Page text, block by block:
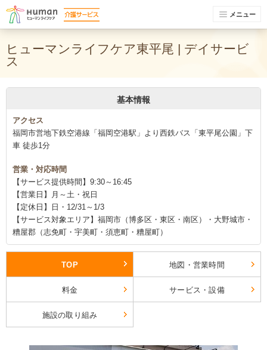
メニュー
ヒューマンライフケア東平尾 | デイサービ
ス
基本情報
アクセス
福岡市営地下鉄空港線「福岡空港駅」より西鉄バス「東平尾公園」下
車 徒歩1分
営業・対応時間
【サービス提供時間】9:30～16:45
【営業日】月～土・祝日
【定休日】日・12/31～1/3
【サービス対象エリア】福岡市（博多区・東区・南区）・大野城市・
糟屋郡（志免町・宇美町・須恵町・糟屋町）
TOP 地図・営業時間
料金 サービス・設備
施設の取り組み